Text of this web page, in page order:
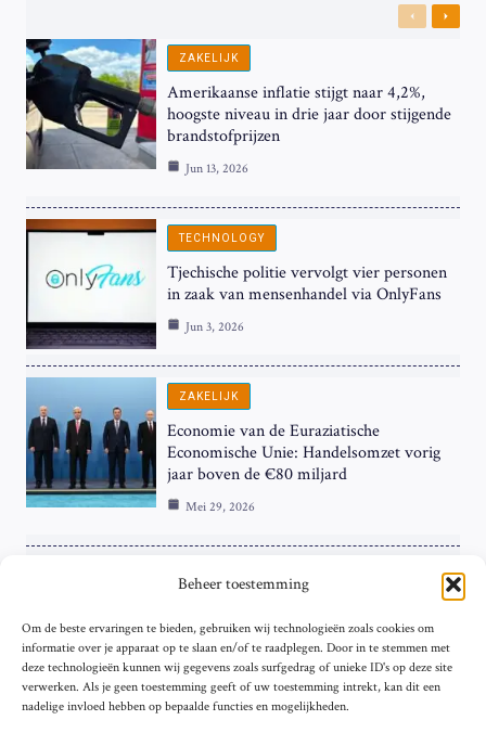
Beheer toestemming
Om de beste ervaringen te bieden, gebruiken wij technologieën zoals cookies om
informatie over je apparaat op te slaan en/of te raadplegen. Door in te stemmen met
deze technologieën kunnen wij gegevens zoals surfgedrag of unieke ID's op deze site
verwerken. Als je geen toestemming geeft of uw toestemming intrekt, kan dit een
nadelige invloed hebben op bepaalde functies en mogelijkheden.
Previous
Next
ZAKELIJK
Amerikaanse inflatie stijgt naar 4,2%,
hoogste niveau in drie jaar door stijgende
brandstofprijzen
Jun 13, 2026
TECHNOLOGY
Tjechische politie vervolgt vier personen
in zaak van mensenhandel via OnlyFans
Jun 3, 2026
ZAKELIJK
Economie van de Euraziatische
Economische Unie: Handelsomzet vorig
jaar boven de €80 miljard
Mei 29, 2026
ZAKELIJK
Hardnekkige Inflatie bij de ‘Grote Vier’
van de Eurozone
Mei 29, 2026